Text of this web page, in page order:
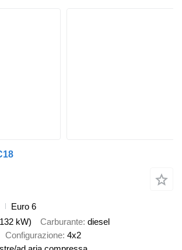
Euro 6
kW) Carburante diesel
Configurazione 4x2